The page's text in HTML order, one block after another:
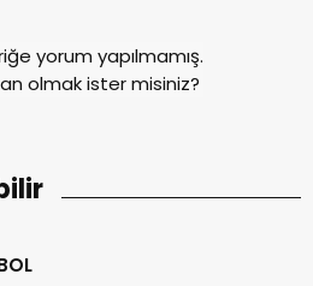
yorum yapılmamış.
olmak ister misiniz?